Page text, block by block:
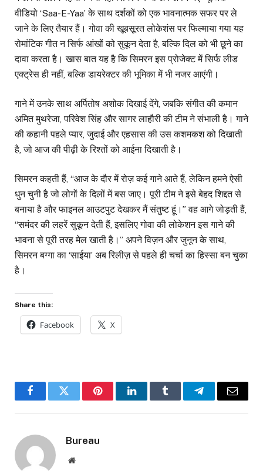
वीडियो ‘Saa-E-Yaa’ के साथ दर्शकों को एक भावनात्मक सफर पर ले
जाने के लिए तैयार हैं। गोवा की खूबसूरत लोकेशंस पर फिल्माया गया यह
रोमांटिक गीत न सिर्फ आंखों को सुकून देता है, बल्कि दिल को भी छूने का
दावा करता है। खास बात यह है कि सिमरन इस प्रोजेक्ट में सिर्फ लीड
एक्ट्रेस ही नहीं, बल्कि डायरेक्टर की भूमिका में भी नजर आएंगी।
गाने में उनके साथ अर्पितोष अशोक दिखाई देंगे, जबकि संगीत की कमान
अमित मुथरेजा, परिवेश सिंह और सागर लाहौरी की टीम ने संभाली है। गाने
की कहानी पहले प्यार, जुदाई और एहसास की उस कशमकश को दिखाती
है, जो आज की पीढ़ी के रिश्तों को आईना दिखाती है।
सिमरन कहती हैं, “आज के दौर में रोज़ कई गाने आते हैं, लेकिन हमने ऐसी
धुन चुनी है जो लोगों के दिलों में बस जाए। पूरी टीम ने इसे बेहद शिद्दत से
बनाया है और फाइनल आउटपुट देखकर मैं संतुष्ट हूं।” वह आगे जोड़ती हैं,
“समंदर की लहरें सुकून देती हैं, इसलिए गोवा की लोकेशन इस गाने की
भावना से पूरी तरह मेल खाती है।” अपने विज़न और जुनून के साथ,
सिमरन बग्गा का ‘साईया’ अब रिलीज़ से पहले ही चर्चा का हिस्सा बन चुका
है।
Share this:
Facebook X
FacebookTwitter PinterestLinkedInTumblr TelegramEmail
Bureau
Website